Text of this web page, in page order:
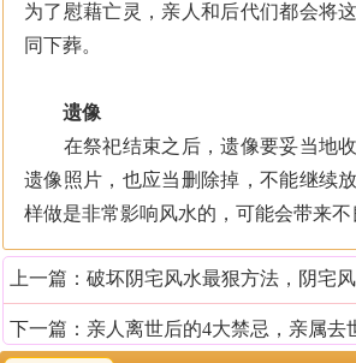
为了慰藉亡灵，亲人和后代们都会将
同下葬。
遗像
在祭祀结束之后，遗像要妥当地收
遗像照片，也应当删除掉，不能继续
样做是非常影响风水的，可能会带来不
上一篇： 破坏阴宅风水最狠方法，阴宅风水
下一篇： 亲人离世后的4大禁忌，亲属去